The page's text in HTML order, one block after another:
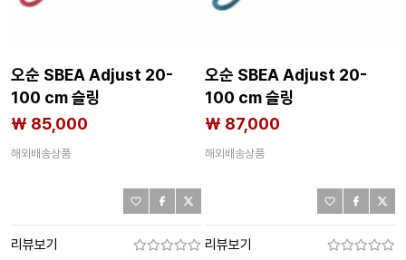
오순 SBEA Adjust 20-
100 cm 슬링
2140751766
₩ 85,000
해외배송상품
리뷰보기
오순 SBEA Adjust 20-
100 cm 슬링
2140751765
₩ 87,000
해외배송상품
리뷰보기